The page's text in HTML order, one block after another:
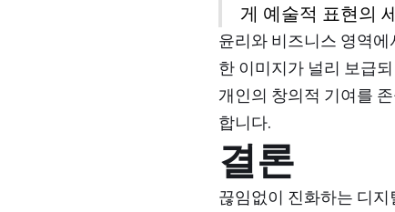
게 예술적 표현의
윤리와 비즈니스 영역
한 이미지가 널리 보급
개인의 창의적 기여를
합니다.
결론
끊임없이 진화하는 디